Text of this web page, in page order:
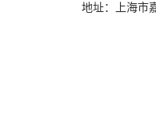
地址：上海市